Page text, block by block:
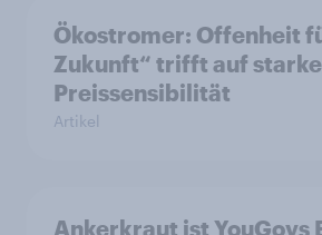
Ökostromer: Offenheit
Zukunft“ trifft auf starke
Preissensibilität
Artikel
Ankerkraut ist YouGovs